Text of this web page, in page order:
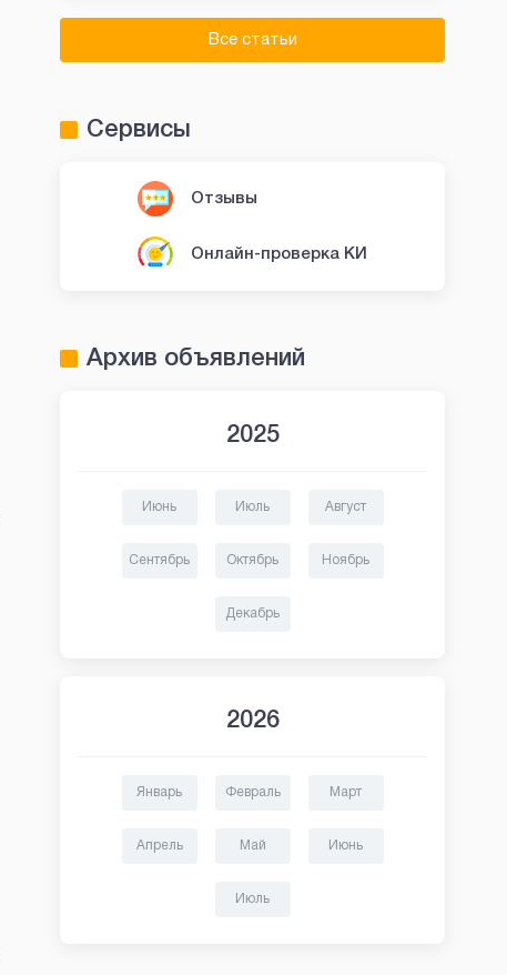
Все статьи
Сервисы
Отзывы
Онлайн-проверка КИ
Архив объявлений
2025
Июнь Июль Август
Сентябрь Октябрь Ноябрь
Декабрь
2026
Январь Февраль Март
Апрель Май Июнь
Июль